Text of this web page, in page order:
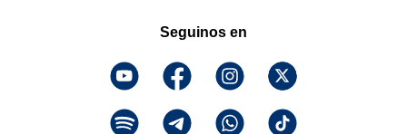
Seguinos en